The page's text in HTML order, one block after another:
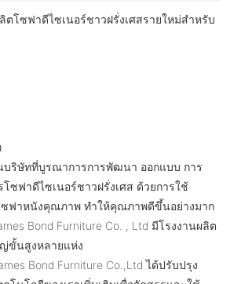
บริษัทที่บูรณาการการพัฒนา ออกแบบ การ
ซฟาดีไซเนอร์ชาวฝรั่งเศส ด้วยการใช้
ซฟาหนังคุณภาพ ทำให้คุณภาพดีขึ้นอย่างมาก
Bond Furniture Co. , Ltd มีโรงงานผลิต
ขั้นสูงหลายแห่ง
Bond Furniture Co.,Ltd ได้ปรับปรุง